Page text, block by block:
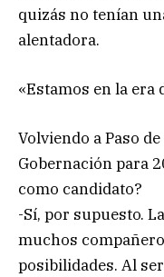
quizás no tenían
alentadora.
«Estamos en la era
Volviendo a Paso
Gobernación para
como candidato?
-Sí, por supuesto.
muchos
posibilidades. Al